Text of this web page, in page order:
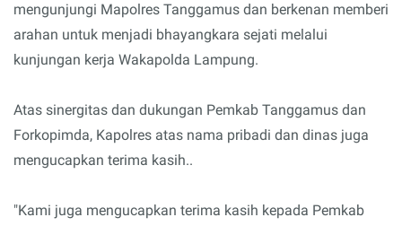
mengunjungi Mapolres Tanggamus dan berkenan memberi
arahan untuk menjadi bhayangkara sejati melalui
kunjungan kerja Wakapolda Lampung.
Atas sinergitas dan dukungan Pemkab Tanggamus dan
Forkopimda, Kapolres atas nama pribadi dan dinas juga
mengucapkan terima kasih..
"Kami juga mengucapkan terima kasih kepada Pemkab